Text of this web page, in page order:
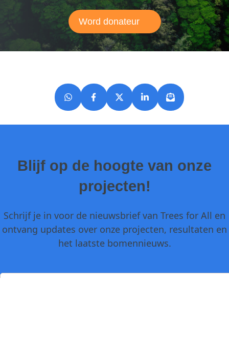
Word donateur
Blijf op de hoogte van onze
projecten!
Schrijf je in voor de nieuwsbrief van Trees for All en
ontvang updates over onze projecten, resultaten en
het laatste bomennieuws.